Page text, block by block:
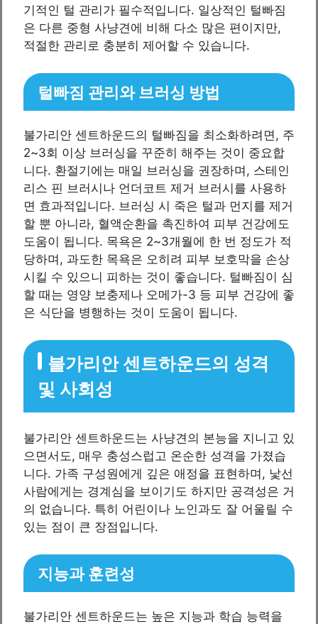
기적인 털 관리가 필수적입니다. 일상적인 털빠짐
은 다른 중형 사냥견에 비해 다소 많은 편이지만,
적절한 관리로 충분히 제어할 수 있습니다.
털빠짐 관리와 브러싱 방법
불가리안 센트하운드의 털빠짐을 최소화하려면, 주
2~3회 이상 브러싱을 꾸준히 해주는 것이 중요합
니다. 환절기에는 매일 브러싱을 권장하며, 스테인
리스 핀 브러시나 언더코트 제거 브러시를 사용하
면 효과적입니다. 브러싱 시 죽은 털과 먼지를 제거
할 뿐 아니라, 혈액순환을 촉진하여 피부 건강에도
도움이 됩니다. 목욕은 2~3개월에 한 번 정도가 적
당하며, 과도한 목욕은 오히려 피부 보호막을 손상
시킬 수 있으니 피하는 것이 좋습니다. 털빠짐이 심
할 때는 영양 보충제나 오메가-3 등 피부 건강에 좋
은 식단을 병행하는 것이 도움이 됩니다.
불가리안 센트하운드의 성격
및 사회성
불가리안 센트하운드는 사냥견의 본능을 지니고 있
으면서도, 매우 충성스럽고 온순한 성격을 가졌습
니다. 가족 구성원에게 깊은 애정을 표현하며, 낯선
사람에게는 경계심을 보이기도 하지만 공격성은 거
의 없습니다. 특히 어린이나 노인과도 잘 어울릴 수
있는 점이 큰 장점입니다.
지능과 훈련성
불가리안 센트하운드는 높은 지능과 학습 능력을